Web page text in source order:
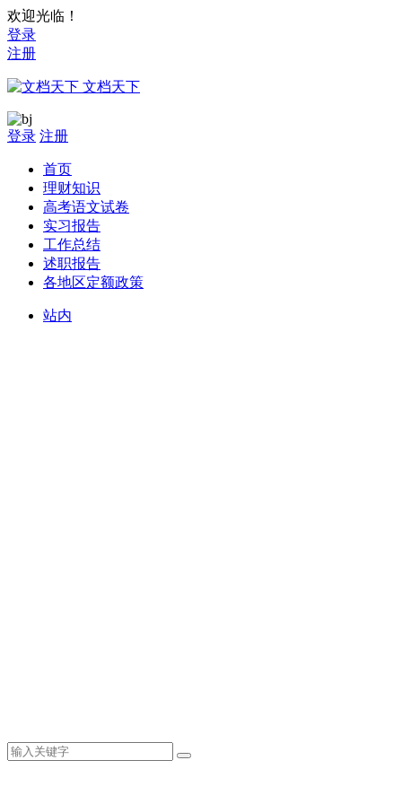
欢迎光临！
登录
注册
文档天下
登录 注册
首页
理财知识
高考语文试卷
实习报告
工作总结
述职报告
各地区定额政策
站内